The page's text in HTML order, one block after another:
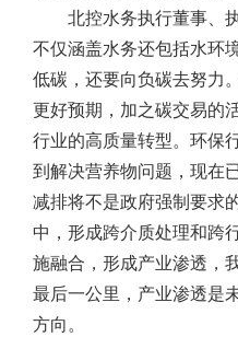
北控水务执行董事、执
不仅涵盖水务还包括水环
低碳，还要向负碳去努力
更好预期，加之碳交易的
行业的高质量转型。环保
到解决营养物问题，现在
减排将不是政府强制要求
中，形成跨介质处理和跨
施融合，形成产业渗透，
最后一公里，产业渗透是
方向。